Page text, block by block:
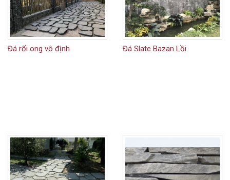
Đá rối ong vô định Đá Slate Bazan Lồi